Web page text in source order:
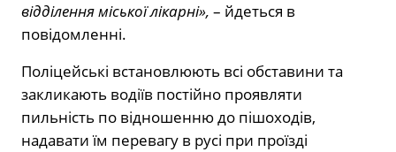
відділення міської лікарні», – йдеться в
повідомленні.
Поліцейські встановлюють всі обставини та
закликають водіїв постійно проявляти
пильність по відношенню до пішоходів,
надавати їм перевагу в русі при проїзді